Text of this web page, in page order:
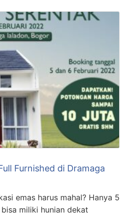
Furnished di Dramaga
emas harus mahal? Hanya 5
miliki hunian dekat